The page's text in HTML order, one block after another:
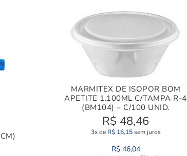
MARMITEX DE ISOPOR BOM
APETITE 1.100ML C/TAMPA R-4
(BM104) – C/100 UNID.
R$ 48,46
3x de R$16,15sem juros
R$46,04